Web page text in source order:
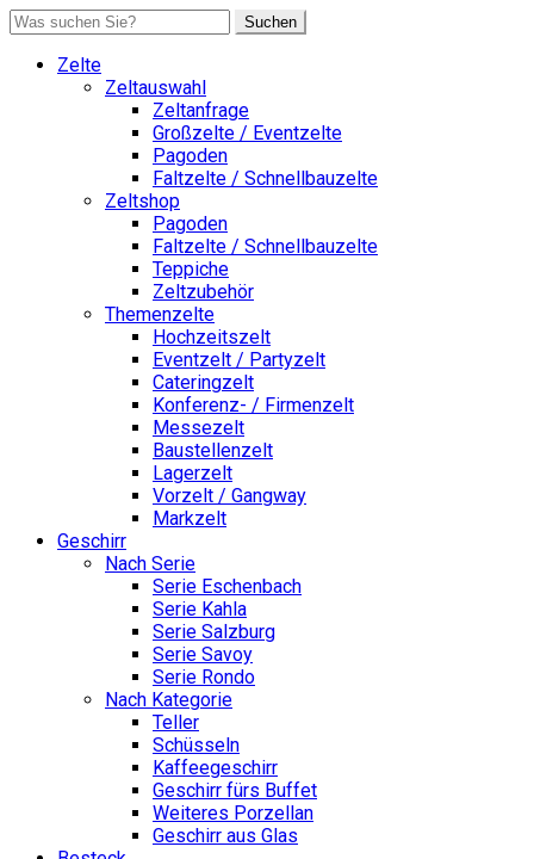
Suchen
Zelte
Zeltauswahl
Zeltanfrage
Großzelte / Eventzelte
Pagoden
Faltzelte / Schnellbauzelte
Zeltshop
Pagoden
Faltzelte / Schnellbauzelte
Teppiche
Zeltzubehör
Themenzelte
Hochzeitszelt
Eventzelt / Partyzelt
Cateringzelt
Konferenz- / Firmenzelt
Messezelt
Baustellenzelt
Lagerzelt
Vorzelt / Gangway
Markzelt
Geschirr
Nach Serie
Serie Eschenbach
Serie Kahla
Serie Salzburg
Serie Savoy
Serie Rondo
Nach Kategorie
Teller
Schüsseln
Kaffeegeschirr
Geschirr fürs Buffet
Weiteres Porzellan
Geschirr aus Glas